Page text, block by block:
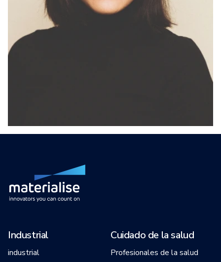
Industrial
industrial
Cuidado de la salud
Profesionales de la salud